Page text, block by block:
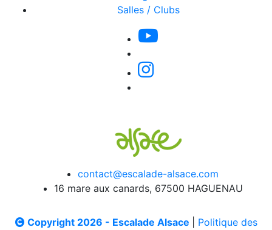
Salles / Clubs
contact@escalade-alsace.com
16 mare aux canards, 67500 HAGUENAU
Copyright 2026 - Escalade Alsace
Politique des